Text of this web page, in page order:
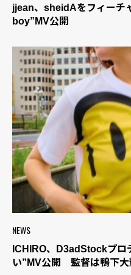
jjean、sheidAをフィーチ
boy”MV公開
NEWS
ICHIRO、D3adStockプロ
い”MV公開 監督は鴨下大